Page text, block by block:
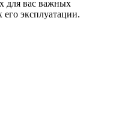
для вас важных
его эксплуатации.